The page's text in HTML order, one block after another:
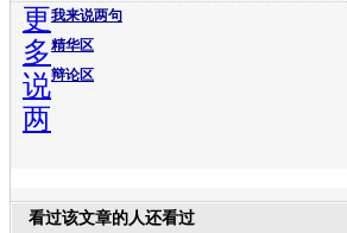
我来说两句
精华区
辩论区
更
多
说
两
看过该文章的人还看过